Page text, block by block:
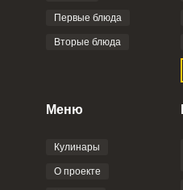
Фото до 4 шт, до 5 mb
Отправляя эту форму, вы
соглашением
Первые блюда
Вторые блюда
Меню
Кулинары
О проекте